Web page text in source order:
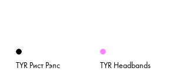
TYR Рист Рэпс TYR Headbands